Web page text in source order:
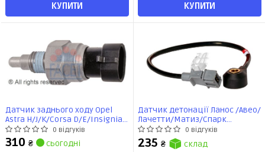
КУПИТИ КУПИТИ
Датчик заднього ходу Opel
Astra H/J/K/Corsa D/E/Insignia
A/Meriva B/Zafira Br 1.0-3.0 04-
(7.6323) Facet
0 відгуків
310 ₴ сьогодні
Датчик детонації Ланос /Авео/
Лачетти/Матиз/Спарк
StartVOLT
0 відгуків
235 ₴ склад